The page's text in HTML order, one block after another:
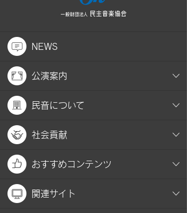
NEWS
公演案内
民音について
社会貢献
おすすめコンテンツ
関連サイト